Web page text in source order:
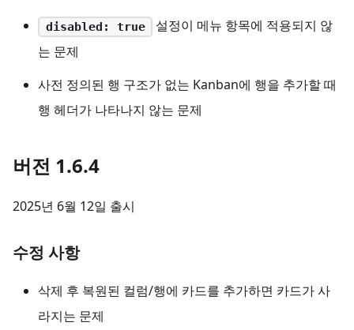
disabled: true
설정이 메뉴 항목에 적용되지 않
는 문제
사전 정의된 행 구조가 없는 Kanban에 행을 추가할 때
행 헤더가 나타나지 않는 문제
버전 1.6.4
2025년 6월 12일 출시
수정 사항
삭제 후 복원된 컬럼/행에 카드를 추가하면 카드가 사
라지는 문제